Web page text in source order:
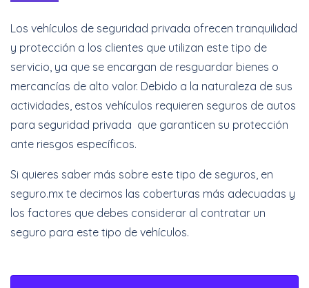
Cotizar Ahora
Meses Sin Intereses
Cotizar Ahora
Los vehículos de seguridad privada ofrecen tranquilidad
y protección a los clientes que utilizan este tipo de
servicio, ya que se encargan de resguardar bienes o
mercancías de alto valor. Debido a la naturaleza de sus
actividades, estos vehículos requieren seguros de autos
para seguridad privada que garanticen su protección
ante riesgos específicos.
Si quieres saber más sobre este tipo de seguros, en
seguro.mx te decimos las coberturas más adecuadas y
los factores que debes considerar al contratar un
seguro para este tipo de vehículos.